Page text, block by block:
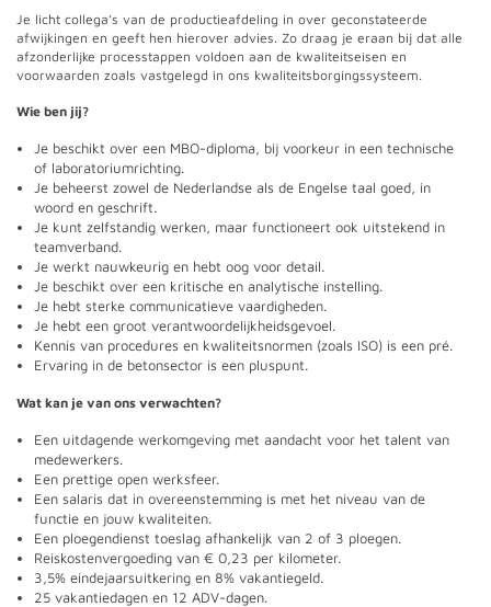
Je licht collega’s van de productieafdeling in over geconstateerde
afwijkingen en geeft hen hierover advies. Zo draag je eraan bij dat alle
afzonderlijke processtappen voldoen aan de kwaliteitseisen en
voorwaarden zoals vastgelegd in ons kwaliteitsborgingssysteem.
Wie ben jij?
Je beschikt over een MBO-diploma, bij voorkeur in een technische
of laboratoriumrichting.
Je beheerst zowel de Nederlandse als de Engelse taal goed, in
woord en geschrift.
Je kunt zelfstandig werken, maar functioneert ook uitstekend in
teamverband.
Je werkt nauwkeurig en hebt oog voor detail.
Je beschikt over een kritische en analytische instelling.
Je hebt sterke communicatieve vaardigheden.
Je hebt een groot verantwoordelijkheidsgevoel.
Kennis van procedures en kwaliteitsnormen (zoals ISO) is een pré.
Ervaring in de betonsector is een pluspunt.
Wat kan je van ons verwachten?
Een uitdagende werkomgeving met aandacht voor het talent van
medewerkers.
Een prettige open werksfeer.
Een salaris dat in overeenstemming is met het niveau van de
functie en jouw kwaliteiten.
Een ploegendienst toeslag afhankelijk van 2 of 3 ploegen.
Reiskostenvergoeding van € 0,23 per kilometer.
3,5% eindejaarsuitkering en 8% vakantiegeld.
25 vakantiedagen en 12 ADV-dagen.